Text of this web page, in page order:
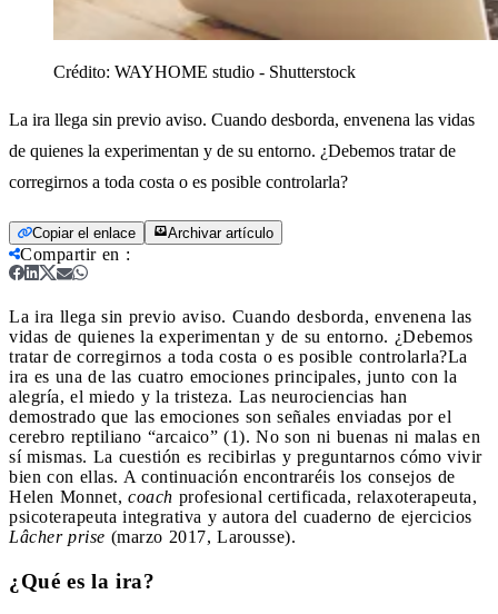
Crédito: WAYHOME studio - Shutterstock
La ira llega sin previo aviso. Cuando desborda, envenena las vidas
de quienes la experimentan y de su entorno. ¿Debemos tratar de
corregirnos a toda costa o es posible controlarla?
Copiar el enlace Archivar artículo
Compartir en :
La ira llega sin previo aviso. Cuando desborda, envenena las
vidas de quienes la experimentan y de su entorno. ¿Debemos
tratar de corregirnos a toda costa o es posible controlarla?La
ira es una de las cuatro emociones principales, junto con la
alegría, el miedo y la tristeza. Las neurociencias han
demostrado que las emociones son señales enviadas por el
cerebro reptiliano “arcaico” (1). No son ni buenas ni malas en
sí mismas. La cuestión es recibirlas y preguntarnos cómo vivir
bien con ellas. A continuación encontraréis los consejos de
Helen Monnet, coach profesional certificada, relaxoterapeuta,
psicoterapeuta integrativa y autora del cuaderno de ejercicios
Lâcher prise (marzo 2017, Larousse).
¿Qué es la ira?